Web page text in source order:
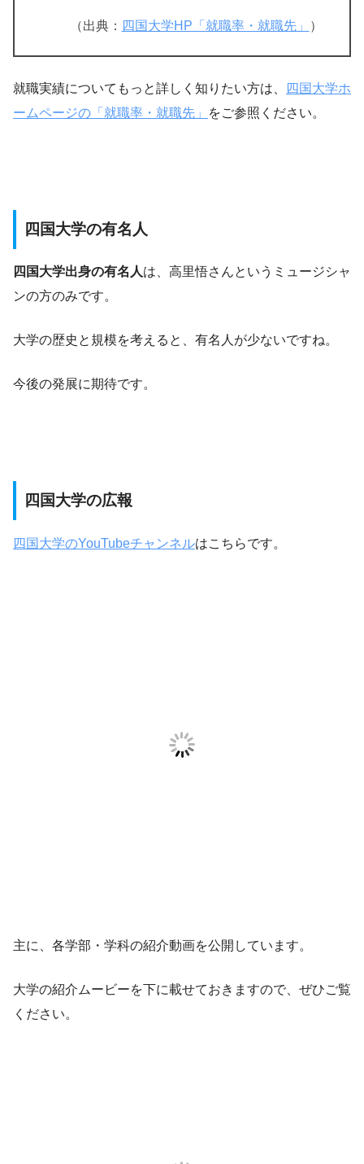
（出典： 四国大学HP「就職率・就職先」 ）
就職実績についてもっと詳しく知りたい方は、
四国大学ホ
ームページの「就職率・就職先」
をご参照ください。
四国大学の有名人
四国大学出身の有名人は、高里悟さんというミュージシャ
ンの方のみです。
大学の歴史と規模を考えると、有名人が少ないですね。
今後の発展に期待です。
四国大学の広報
四国大学のYouTubeチャンネルはこちらです。
主に、各学部・学科の紹介動画を公開しています。
大学の紹介ムービーを下に載せておきますので、ぜひご覧
ください。